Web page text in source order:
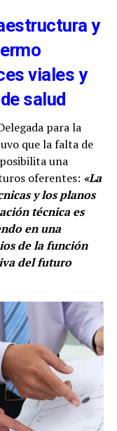
y
viales y
salud
para la
que la falta de
una
oferentes: «La
y los planos
técnica es
en una
de la función
del futuro